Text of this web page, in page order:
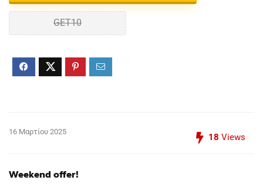
GET10
16 Μαρτίου 2025
18 Views
Weekend offer!